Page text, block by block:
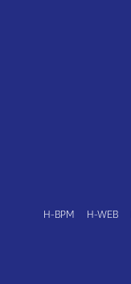
H-WEB
H-BPM